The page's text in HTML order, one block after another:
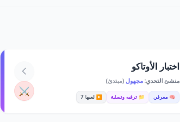
اختبار الأوتاكو
منشئ التحدي:مجهول(مبتدئ)
🧠 معرفي 📁 ترفيه وتسلية ▶️ لعبها 7 ⚔️